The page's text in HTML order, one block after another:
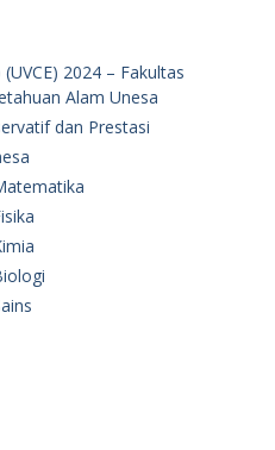
2024 – Fakultas
Alam Unesa
dan Prestasi